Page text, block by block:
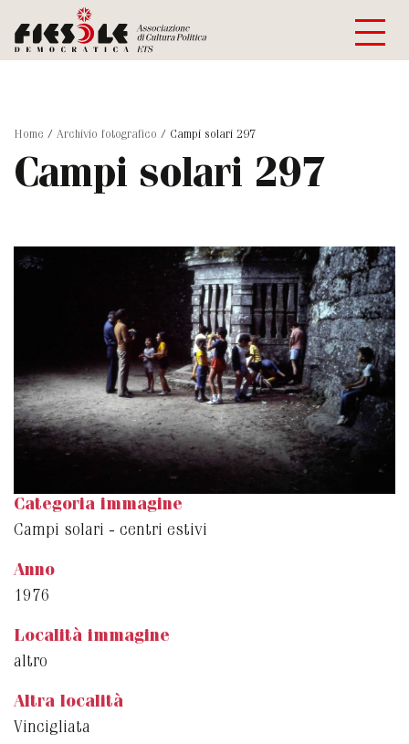
Home / Archivio fotografico / Campi solari 297
Campi solari 297
Categoria immagine
Campi solari - centri estivi
Anno
1976
Località immagine
altro
Altra località
Vincigliata